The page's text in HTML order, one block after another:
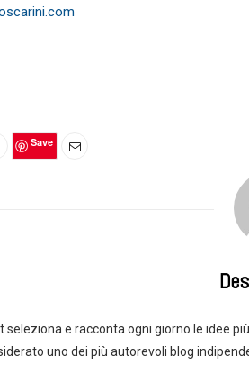
Save
seleziona e racconta ogni giorno le idee
uno dei più autorevoli blog